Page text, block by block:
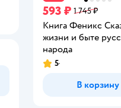
593 ₽ 1 745 ₽
Книга Феникс
жизни и быте
народа
Рейтинг:
5
В корзину